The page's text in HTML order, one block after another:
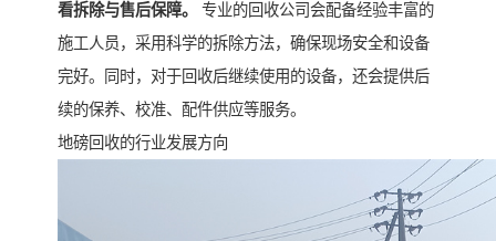
看拆除与售后保障。
专业的回收公司会配备经验丰富的
施工人员，采用科学的拆除方法，确保现场安全和设备
完好。同时，对于回收后继续使用的设备，还会提供后
续的保养、校准、配件供应等服务。
地磅回收的行业发展方向